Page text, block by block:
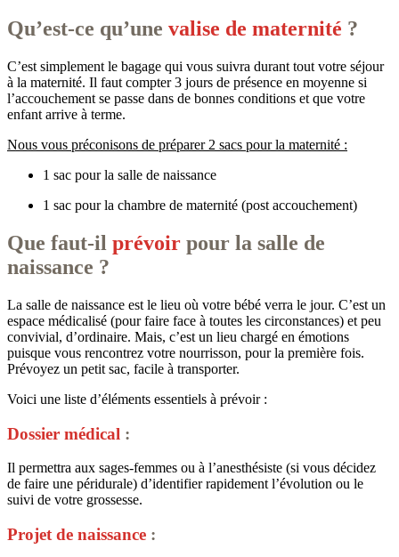
Qu’est-ce qu’une valise de maternité ?
C’est simplement le bagage qui vous suivra durant tout votre séjour
à la maternité. Il faut compter 3 jours de présence en moyenne si
l’accouchement se passe dans de bonnes conditions et que votre
enfant arrive à terme.
Nous vous préconisons de préparer 2 sacs pour la maternité :
1 sac pour la salle de naissance
1 sac pour la chambre de maternité (post accouchement)
Que faut-il prévoir pour la salle de
naissance ?
La salle de naissance est le lieu où votre bébé verra le jour. C’est un
espace médicalisé (pour faire face à toutes les circonstances) et peu
convivial, d’ordinaire. Mais, c’est un lieu chargé en émotions
puisque vous rencontrez votre nourrisson, pour la première fois.
Prévoyez un petit sac, facile à transporter.
Voici une liste d’éléments essentiels à prévoir :
Dossier médical :
Il permettra aux sages-femmes ou à l’anesthésiste (si vous décidez
de faire une péridurale) d’identifier rapidement l’évolution ou le
suivi de votre grossesse.
Projet de naissance :